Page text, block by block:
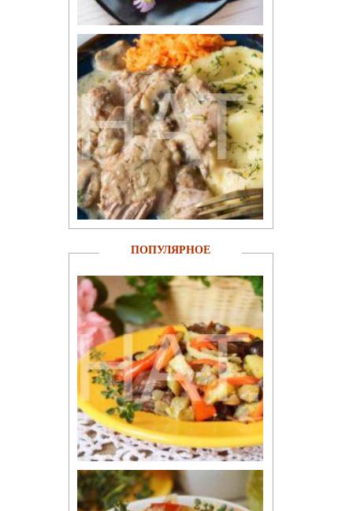
ПОПУЛЯРНОЕ